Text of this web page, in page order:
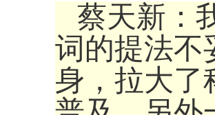
蔡天新：
词的提法不
身，拉大了